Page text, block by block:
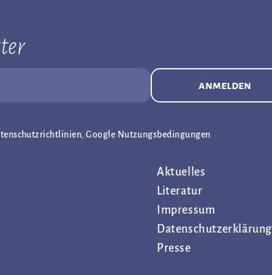
anmelden
,Google Nutzungsbedingungen
Aktuelles
Literatur
Impressum
Datenschutz­erklärung
Presse